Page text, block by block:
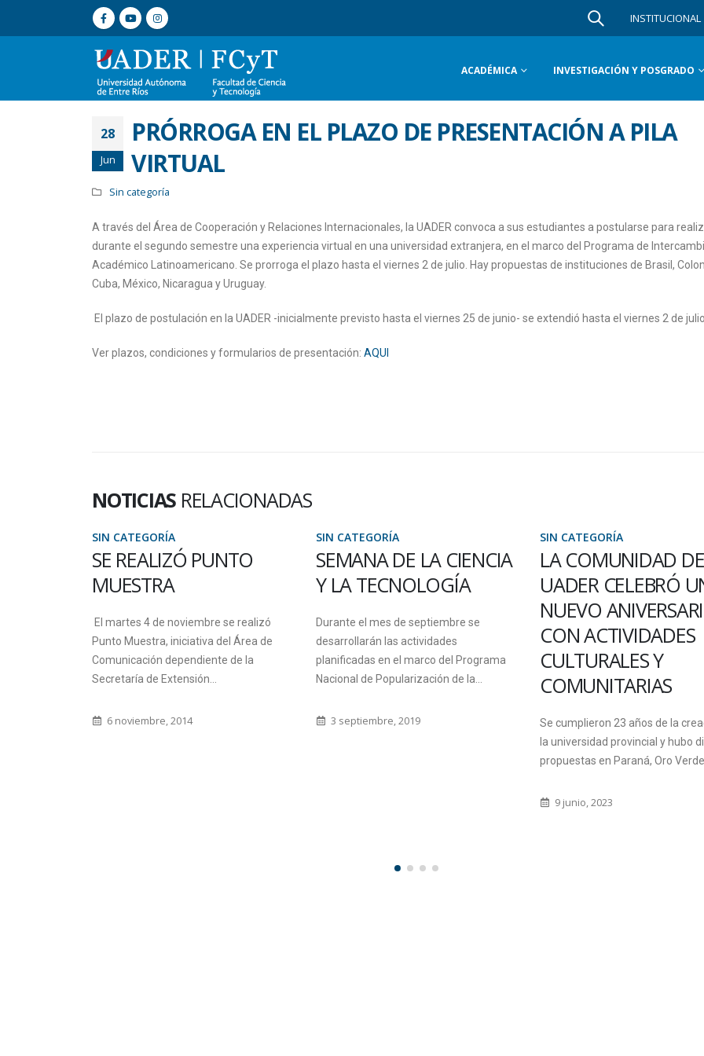
INSTITUCIONAL
ACADÉMICA INVESTIGACIÓN Y POSGRADO
28
Jun
PRÓRROGA EN EL PLAZO DE PRESENTACIÓN A PILA
VIRTUAL
Sin categoría
A través del Área de Cooperación y Relaciones Internacionales, la UADER convoca a sus estudiantes a postularse para
durante el segundo semestre una experiencia virtual en una universidad extranjera, en el marco del Programa de
Académico Latinoamericano. Se prorroga el plazo hasta el viernes 2 de julio. Hay propuestas de instituciones de Brasil,
Cuba, México, Nicaragua y Uruguay.
El plazo de postulación en la UADER -inicialmente previsto hasta el viernes 25 de junio- se extendió hasta el viernes 2 de julio.
Ver plazos, condiciones y formularios de presentación: AQUI
NOTICIAS RELACIONADAS
SIN CATEGORÍA
SE REALIZÓ PUNTO
MUESTRA
El martes 4 de noviembre se realizó
Punto Muestra, iniciativa del Área de
Comunicación dependiente de la
Secretaría de Extensión...
6 noviembre, 2014
SIN CATEGORÍA
SEMANA DE LA CIENCIA
Y LA TECNOLOGÍA
Durante el mes de septiembre se
desarrollarán las actividades
planificadas en el marco del Programa
Nacional de Popularización de la...
3 septiembre, 2019
SIN CATEGORÍA
LA COMUNIDAD DE
UADER CELEBRÓ
NUEVO
CON ACTIVIDADES
CULTURALES Y
COMUNITARIAS
Se cumplieron 23 años de la
la universidad provincial y hubo
propuestas en Paraná, Oro Verde
9 junio, 2023